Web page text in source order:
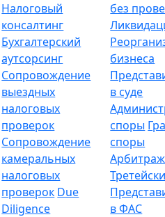
Налоговый
консалтинг
Бухгалтерский
аутсорсинг
Сопровождение
выездных
налоговых
проверок
Сопровождение
камеральных
налоговых
проверок Due
Diligence
без
бизнеса
в суде
споры
споры
в ФАС